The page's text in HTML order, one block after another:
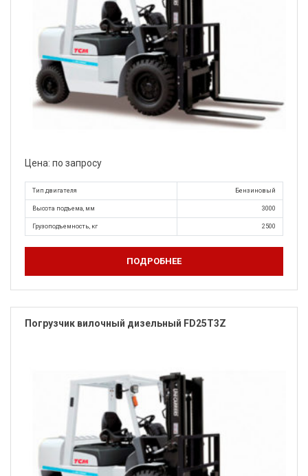
Цена: по запросу
Тип двигателя Бензиновый
Высота подъема, мм 3000
Грузоподъемность, кг 2500
ПОДРОБНЕЕ
Погрузчик вилочный дизельный FD25T3Z